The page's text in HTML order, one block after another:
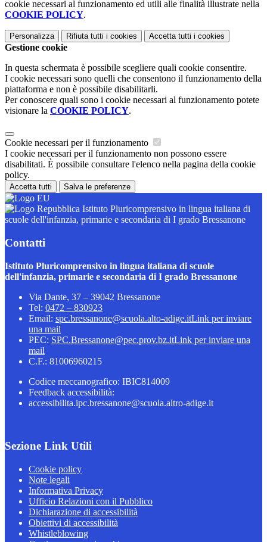
cookie necessari al funzionamento ed utili alle finalità illustrate nella
COOKIE POLICY.
Personalizza Rifiuta tutti i cookies Accetta tutti i cookies
Gestione cookie
In questa schermata è possibile scegliere quali cookie consentire.
I cookie necessari sono quelli che consentono il funzionamento della
piattaforma e non è possibile disabilitarli.
Per conoscere quali sono i cookie necessari al funzionamento potete
visionare la COOKIE POLICY.
Cookie necessari per il funzionamento
I cookie necessari per il funzionamento non possono essere
disabilitati. È possibile consultare l'elenco nella pagina della cookie
policy.
Accetta tutti Salva le preferenze
Istituto Pluricomprensivo in lingua italiana di
scuole dell'infanzia, primarie e secondaria di I grado Bressanone
Contatti
Istituto Pluricomprensivo in lingua italiana di scuole
dell'infanzia, primarie e secondaria di I grado Bressanone
Via Dante, 37 – 39042 Bressanone
Tel: 0472 – 830923
Email: spc.bressanone@scuola.alto-adige.itLink per inviare
una mail
PEC: SPC.Bressanone@pec.prov.bz.itLink per inviare una
mail
C.F.: 81006960215
Codice meccanografico: IBIC814009
Feedback accessibilità:
accessibilita.ipc.bressanone@scuola.altro-adige.it
Sezione Link Utili
Cookie policy
Note legali
Informativa Privacy
Ufficio Relazioni con il Pubblico
Dichiarazione di accessibilità
Obiettivi di accessibilità
Whistleblowing